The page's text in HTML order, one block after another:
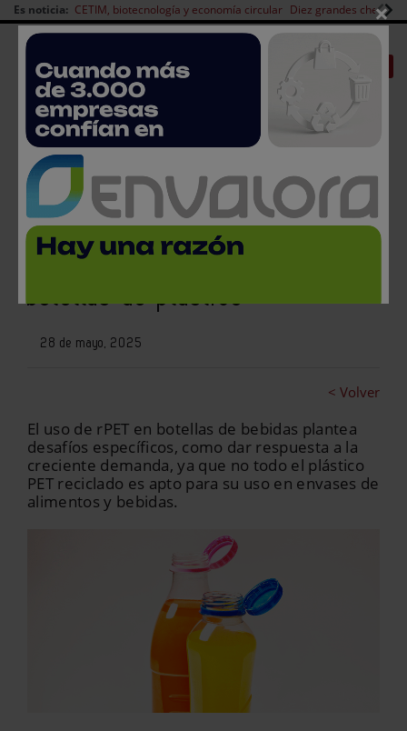
Es noticia: CETIM, biotecnología y economía circular Diez grandes chefs
Redes Sociales
Es noticia
| CANAL EMPLEO Login empresas Registro
Las empresas de bebidas ante
el desafío normativo en las
botellas de plástico
28 de mayo, 2025
< Volver
El uso de rPET en botellas de bebidas plantea
desafíos específicos, como dar respuesta a la
creciente demanda, ya que no todo el plástico
PET reciclado es apto para su uso en envases de
alimentos y bebidas.
×